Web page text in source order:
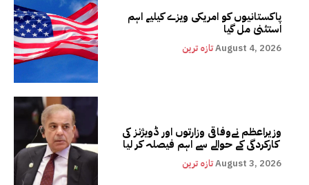
پاکستانیوں کو امریکی ویزے کیلیے اہم
استثنیٰ مل گیا
تازہ ترینAugust 4, 2026
وزیراعظم نےوفاقی وزارتوں اور ڈویژنز کی
کارکردگی کے حوالے سے اہم فیصلہ کر لیا
تازہ ترینAugust 3, 2026